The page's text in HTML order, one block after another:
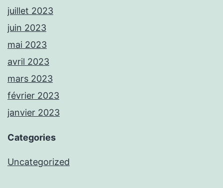
juillet 2023
juin 2023
mai 2023
avril 2023
mars 2023
février 2023
janvier 2023
Categories
Uncategorized